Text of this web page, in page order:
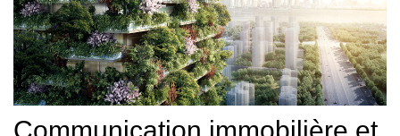
Communication immobilière et